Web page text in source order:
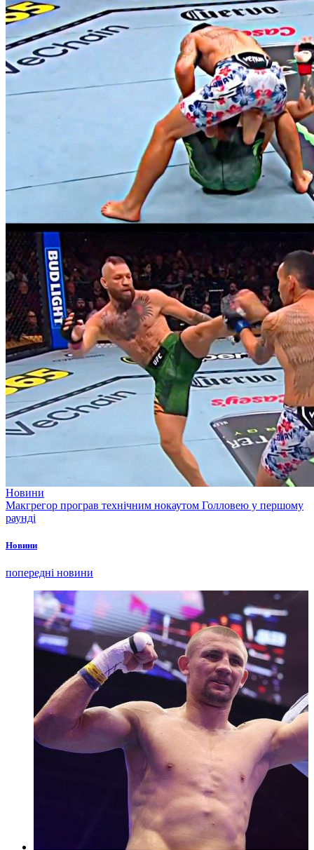
Новини
Макгрегор програв технічним нокаутом Голловею у першому
раунді
Новини
попередні новини